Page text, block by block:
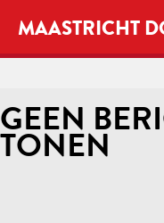
MAASTRICHT
GEEN
TONEN